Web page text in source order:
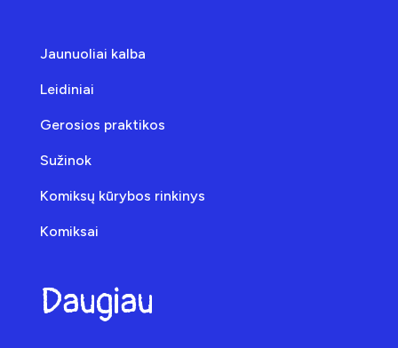
Jaunuoliai kalba
Leidiniai
Gerosios praktikos
Sužinok
Komiksų kūrybos rinkinys
Komiksai
Daugiau